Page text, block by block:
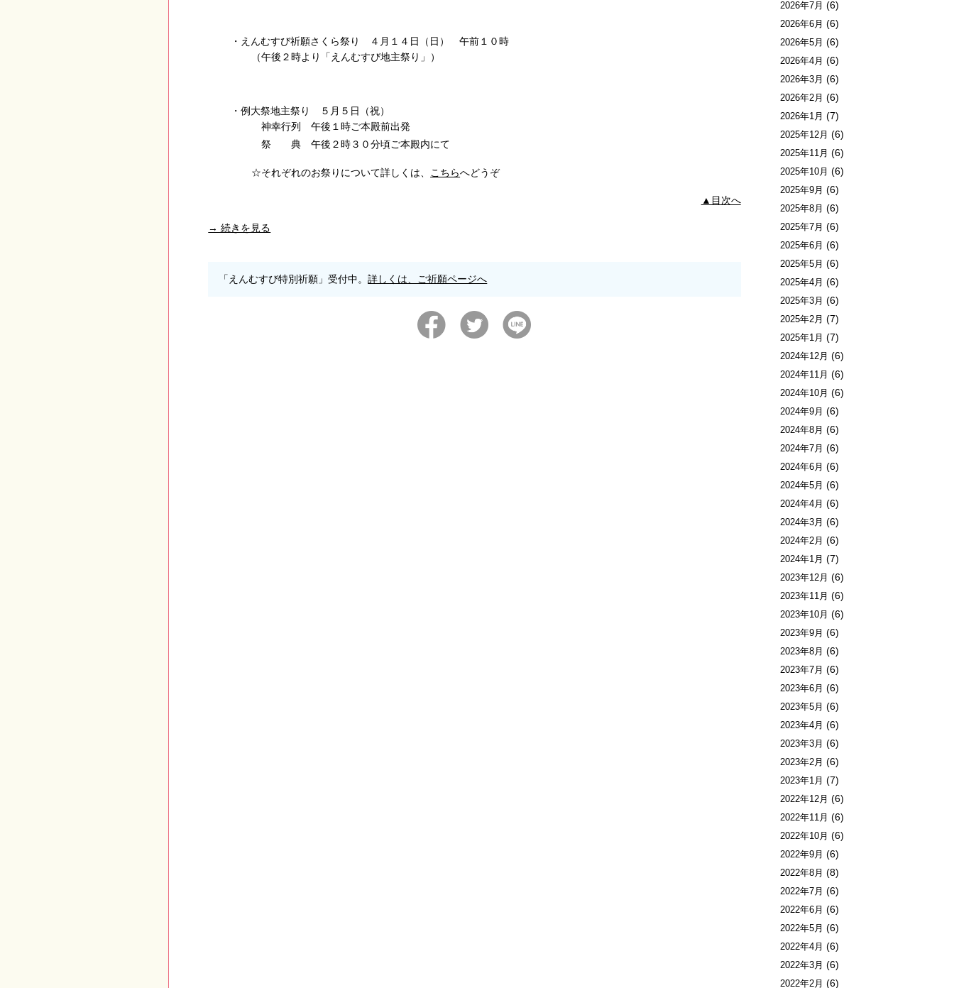
えんむすび祈願さくら祭り ４月１４日（日） 午前１０時
（午後２時より「えんむすび地主祭り」）
例大祭地主祭り ５月５日（祝）
神幸行列 午後１時ご本殿前出発
祭 典 午後２時３０分頃ご本殿内にて
それぞれのお祭りについて詳しくは、 こちらへどうぞ
▲目次へ
→ 続きを見る
「えんむすび特別祈願」受付中。詳しくは、ご祈願ページへ
2026年7月 (6)
2026年6月 (6)
2026年5月 (6)
2026年4月 (6)
2026年3月 (6)
2026年2月 (6)
2026年1月 (7)
2025年12月 (6)
2025年11月 (6)
2025年10月 (6)
2025年9月 (6)
2025年8月 (6)
2025年7月 (6)
2025年6月 (6)
2025年5月 (6)
2025年4月 (6)
2025年3月 (6)
2025年2月 (7)
2025年1月 (7)
2024年12月 (6)
2024年11月 (6)
2024年10月 (6)
2024年9月 (6)
2024年8月 (6)
2024年7月 (6)
2024年6月 (6)
2024年5月 (6)
2024年4月 (6)
2024年3月 (6)
2024年2月 (6)
2024年1月 (7)
2023年12月 (6)
2023年11月 (6)
2023年10月 (6)
2023年9月 (6)
2023年8月 (6)
2023年7月 (6)
2023年6月 (6)
2023年5月 (6)
2023年4月 (6)
2023年3月 (6)
2023年2月 (6)
2023年1月 (7)
2022年12月 (6)
2022年11月 (6)
2022年10月 (6)
2022年9月 (6)
2022年8月 (8)
2022年7月 (6)
2022年6月 (6)
2022年5月 (6)
2022年4月 (6)
2022年3月 (6)
2022年2月 (6)